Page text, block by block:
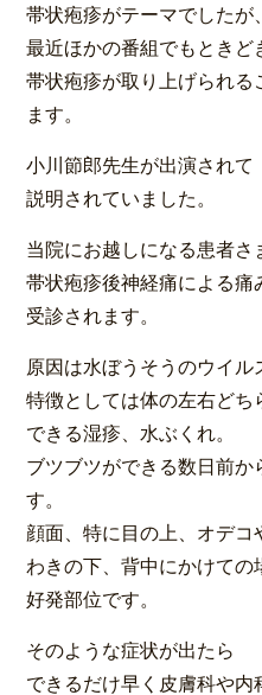
帯状疱疹がテーマでしたが、
最近ほかの番組でもときど
帯状疱疹が取り上げられる
ます。
小川節郎先生が出演されて
説明されていました。
当院にお越しになる患者さ
帯状疱疹後神経痛による痛
受診されます。
原因は水ぼうそうのウイル
特徴としては体の左右どち
できる湿疹、水ぶくれ。
ブツブツができる数日前
す。
顔面、特に目の上、オデコ
わきの下、背中にかけての
好発部位です。
そのような症状が出たら
できるだけ早く皮膚科や内